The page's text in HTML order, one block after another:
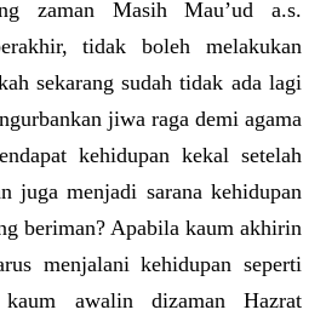
zaman Masih Mau’ud a.s.
tidak boleh melakukan
sekarang sudah tidak ada lagi
jiwa raga demi agama
kehidupan kekal setelah
juga menjadi sarana kehidupan
beriman? Apabila kaum akhirin
menjalani kehidupan seperti
kaum awalin dizaman Hazrat